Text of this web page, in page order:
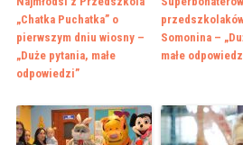
„Chatka Puchatka” o
pierwszym dniu wiosny –
„Duże pytania, małe
odpowiedzi”
Somonina –
małe